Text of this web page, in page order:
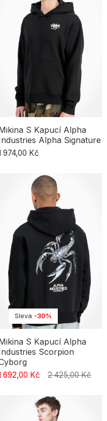
kvalitou zpracování. V naší
každé roční období od
na pestrý sortiment, abychom
nejen pohodlím, ale i
fialové, oranžové, žluté nebo
může být dokonalým
našem obchodě najdeš
mikiny bez kapuce
fleecové
top kvalitu.
S Kapucí Alpha
Alpha Signature
974,00 Kč
Sleva -30%
S Kapucí Alpha
Scorpion
692,00 Kč 2 425,00 Kč